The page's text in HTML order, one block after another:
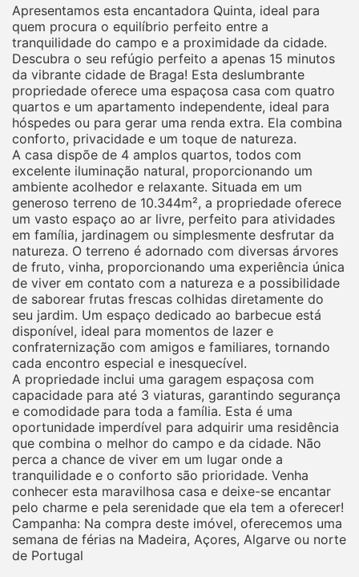
Apresentamos esta encantadora Quinta, ideal para
quem procura o equilíbrio perfeito entre a
tranquilidade do campo e a proximidade da cidade.
Descubra o seu refúgio perfeito a apenas 15 minutos
da vibrante cidade de Braga! Esta deslumbrante
propriedade oferece uma espaçosa casa com quatro
quartos e um apartamento independente, ideal para
hóspedes ou para gerar uma renda extra. Ela combina
conforto, privacidade e um toque de natureza.
A casa dispõe de 4 amplos quartos, todos com
excelente iluminação natural, proporcionando um
ambiente acolhedor e relaxante. Situada em um
generoso terreno de 10.344m², a propriedade oferece
um vasto espaço ao ar livre, perfeito para atividades
em família, jardinagem ou simplesmente desfrutar da
natureza. O terreno é adornado com diversas árvores
de fruto, vinha, proporcionando uma experiência única
de viver em contato com a natureza e a possibilidade
de saborear frutas frescas colhidas diretamente do
seu jardim. Um espaço dedicado ao barbecue está
disponível, ideal para momentos de lazer e
confraternização com amigos e familiares, tornando
cada encontro especial e inesquecível.
A propriedade inclui uma garagem espaçosa com
capacidade para até 3 viaturas, garantindo segurança
e comodidade para toda a família. Esta é uma
oportunidade imperdível para adquirir uma residência
que combina o melhor do campo e da cidade. Não
perca a chance de viver em um lugar onde a
tranquilidade e o conforto são prioridade. Venha
conhecer esta maravilhosa casa e deixe-se encantar
pelo charme e pela serenidade que ela tem a oferecer!
Campanha: Na compra deste imóvel, oferecemos uma
semana de férias na Madeira, Açores, Algarve ou norte
de Portugal